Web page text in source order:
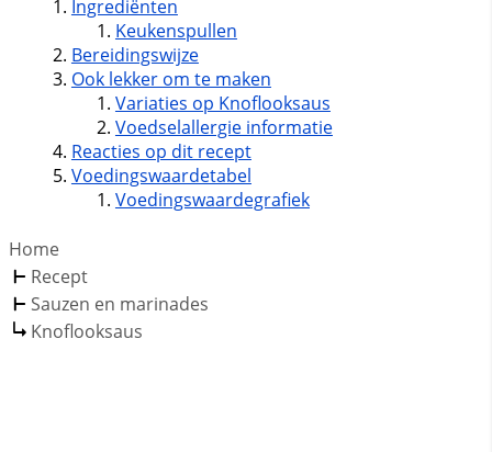
Ingrediënten
Keukenspullen
Bereidingswijze
Ook lekker om te maken
Variaties op Knoflooksaus
Voedselallergie informatie
Reacties op dit recept
Voedingswaardetabel
Voedingswaardegrafiek
Home
Recept
Sauzen en marinades
Knoflooksaus